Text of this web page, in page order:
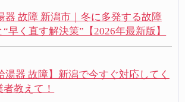
器 故障 新潟市｜冬に多発する故障
“早く直す解決策”【2026年最新版】
湯器 故障】新潟で今すぐ対応してく
教えて！